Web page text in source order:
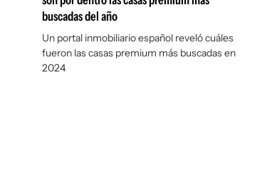
Brand Studio
Mundo
Cultura y Espectáculos
buscadas del año
Un portal inmobiliario español reveló cuáles
fueron las casas premium más buscadas en
2024